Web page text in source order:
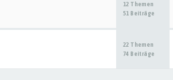
12 Themen
51 Beiträge
22 Themen
74 Beiträge